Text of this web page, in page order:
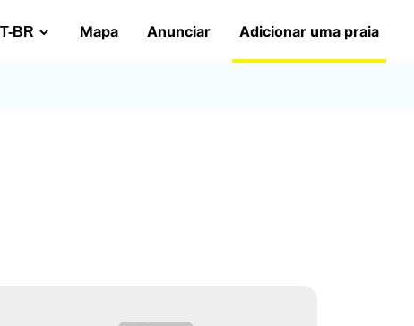
Mapa Anunciar Adicionar uma praia